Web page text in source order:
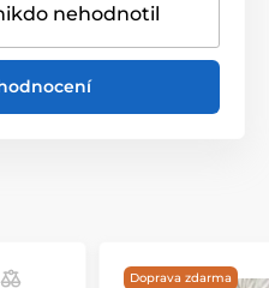
nehodnotil
Doprava zdarma